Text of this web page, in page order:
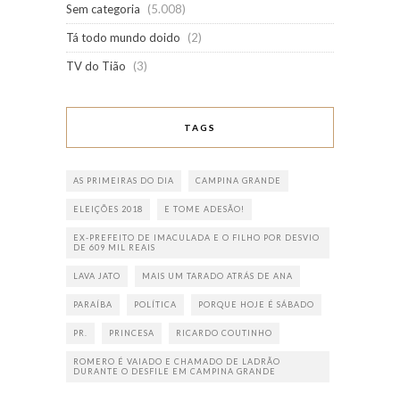
Sem categoria
(5.008)
Tá todo mundo doido
(2)
TV do Tião
(3)
TAGS
AS PRIMEIRAS DO DIA CAMPINA GRANDE
ELEIÇÕES 2018 E TOME ADESÃO!
EX-PREFEITO DE IMACULADA E O FILHO POR DESVIO
DE 609 MIL REAIS
LAVA JATO MAIS UM TARADO ATRÁS DE ANA
PARAÍBA POLÍTICA PORQUE HOJE É SÁBADO
PR. PRINCESA RICARDO COUTINHO
ROMERO É VAIADO E CHAMADO DE LADRÃO
DURANTE O DESFILE EM CAMPINA GRANDE